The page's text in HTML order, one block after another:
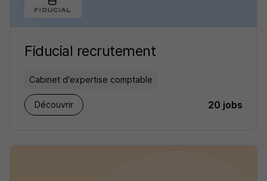
Fiducial recrutement
Cabinet d'expertise comptable
Découvrir 20 jobs